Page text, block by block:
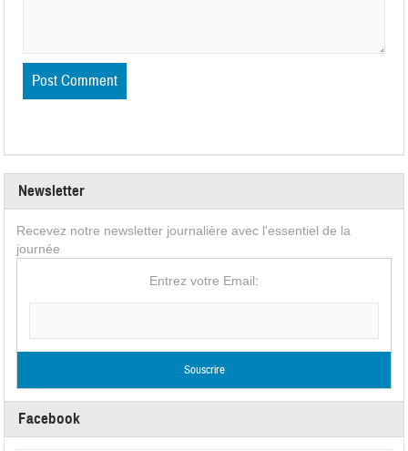
Newsletter
Recevez notre newsletter journalière avec l'essentiel de la
journée
Entrez votre Email:
Facebook